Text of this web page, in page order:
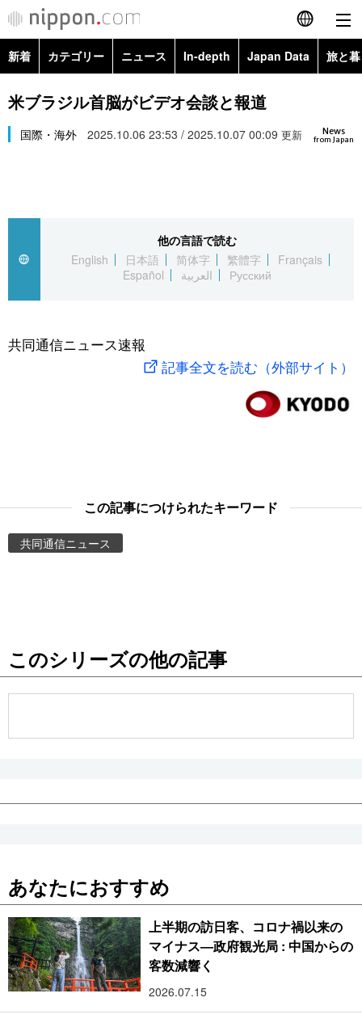
English
简体字
繁體字
العربية
社会
旅と暮らし
東京
新着 カテゴリー ニュース In-depth Japan Data 旅と
政治・外交
経済・ビジネス
社会
文化
科学・技術
暮らし
Images
お知らせ
米ブラジル首脳がビデオ会談と報道
News
from Japan
国際・海外 2025.10.06 23:53 / 2025.10.07 00:09 更新
他の言語で読む
English
日本語 简体字 繁體字
Français
Español
العربية Русский
共同通信ニュース速報
記事全文を読む（外部サイト）
この記事につけられたキーワード
共同通信ニュース
このシリーズの他の記事
あなたにおすすめ
上半期の訪日客、コロナ禍以来の
マイナス―政府観光局 : 中国からの
客数減響く
2026.07.15